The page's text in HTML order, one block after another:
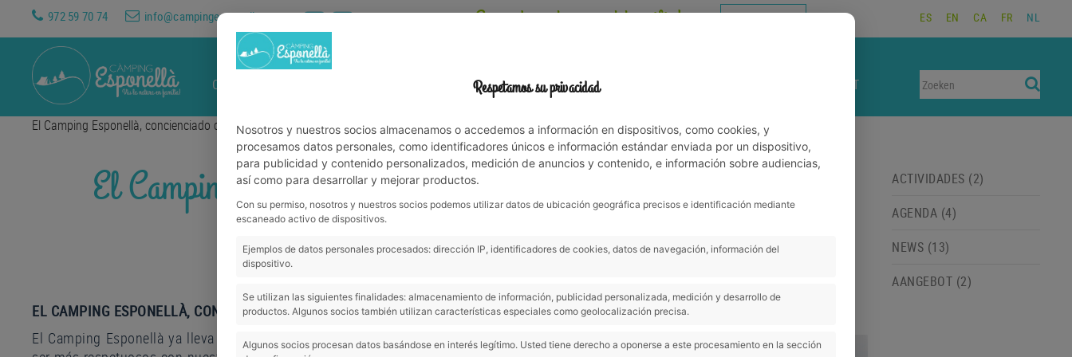
972 59 70 74 info@campingesponella.com ES EN CA FR NL
Leve de natuur met familie!
CAMPING NATUURLIJKE OMGEVING OFFERTES EN NOTITIES CONTACT
El Camping Esponellà, concienciado con el medio ambiente
El Camping Esponellà, concienciado con el medio ambiente
EL CAMPING ESPONELLÀ, CONCIENCIADO CON EL MEDIO AMBIENTE
El Camping Esponellà ya lleva tiempo cuidando del medio ambiente y velando por
ACTIVIDADES (2)
AGENDA (4)
NEWS (13)
AANGEBOT (2)
Respetamos su privacidad
Nosotros y nuestros socios almacenamos o accedemos a información en dispositivos, como cookies, y
procesamos datos personales, como identificadores únicos e información estándar enviada por un dispositivo,
para publicidad y contenido personalizados, medición de anuncios y contenido, e información sobre audiencias,
así como para desarrollar y mejorar productos.
Con su permiso, nosotros y nuestros socios podemos utilizar datos de ubicación geográfica precisos e identificación mediante
escaneado activo de dispositivos.
Ejemplos de datos personales procesados: dirección IP, identificadores de cookies, datos de navegación, información del
dispositivo.
Se utilizan las siguientes finalidades: almacenamiento de información, publicidad personalizada, medición y desarrollo de
productos. Algunos socios también utilizan características especiales como geolocalización precisa.
Algunos socios procesan datos basándose en interés legítimo. Usted tiene derecho a oponerse a este procesamiento en la sección